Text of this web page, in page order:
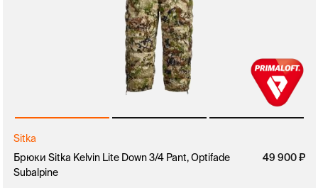
Sitka
Брюки Sitka Kelvin Lite Down 3/4 Pant, Optifade
Subalpine
49 900